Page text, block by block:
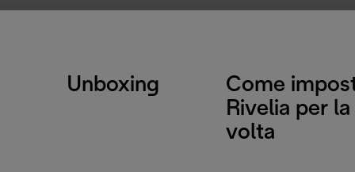
Unboxing
Come
Rivelia per
volta